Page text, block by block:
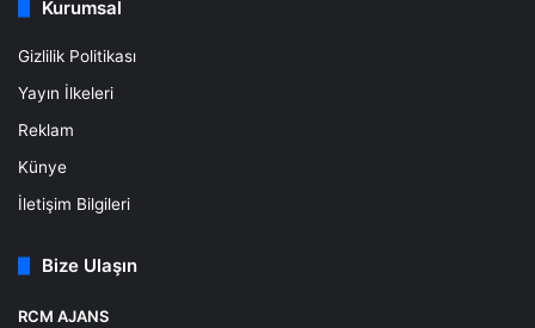
Kurumsal
Gizlilik Politikası
Yayın İlkeleri
Reklam
Künye
İletişim Bilgileri
Bize Ulaşın
RCM AJANS